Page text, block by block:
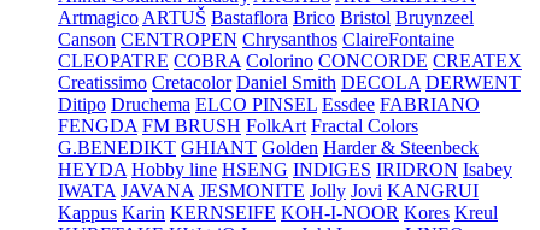
Artmagico ARTUŠ Bastaflora Brico Bristol Bruynzeel
Canson CENTROPEN Chrysanthos ClaireFontaine
CLEOPATRE COBRA Colorino CONCORDE CREATEX
Creatissimo Cretacolor Daniel Smith DECOLA DERWENT
Ditipo Druchema ELCO PINSEL Essdee FABRIANO
FENGDA FM BRUSH FolkArt Fractal Colors
G.BENEDIKT GHIANT Golden Harder & Steenbeck
HEYDA Hobby line HSENG INDIGES IRIDRON Isabey
IWATA JAVANA JESMONITE Jolly Jovi KANGRUI
Kappus Karin KERNSEIFE KOH-I-NOOR Kores Kreul